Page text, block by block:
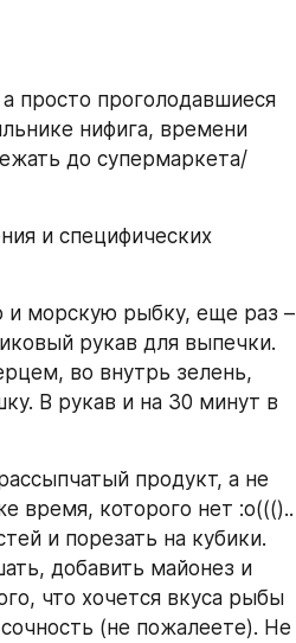
просто проголодавшиеся
нифига, времени
до супермаркета/
и специфических
морскую рыбку, еще раз –
рукав для выпечки.
во внутрь зелень,
В рукав и на 30 минут в
продукт, а не
время, которого нет :о((()..
и порезать на кубики.
добавить майонез и
что хочется вкуса рыбы
(не пожалеете). Не